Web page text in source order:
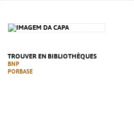
TROUVER EN BIBLIOTHÈQUES
BNP
PORBASE